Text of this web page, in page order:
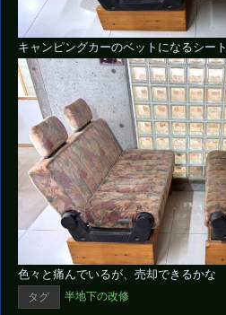
キャンピングカーのベットになるシート
色々と痛んでいるが、売却できるかな
タグ
半地下の改修